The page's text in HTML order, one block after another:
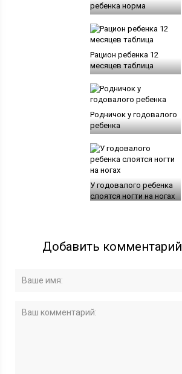
ребенка норма
Рацион ребенка 12
месяцев таблица
Родничок у годовалого
ребенка
У годовалого ребенка
слоятся ногти на ногах
Добавить комментарий